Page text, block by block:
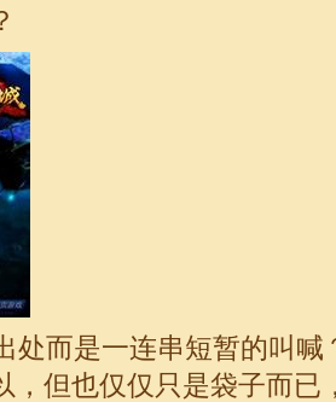
处而是一连串短暂的叫喊
，但也仅仅只是袋子而已